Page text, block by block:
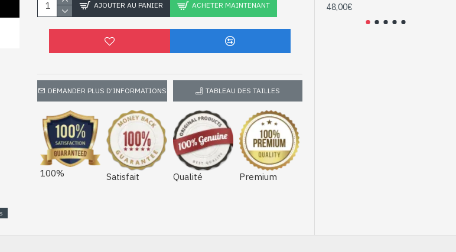
AJOUTER AU PANIER ACHETER MAINTENANT
DEMANDER PLUS D'INFORMATIONS TABLEAU DES TAILLES
100% Satisfait Qualité Premium
48,00€